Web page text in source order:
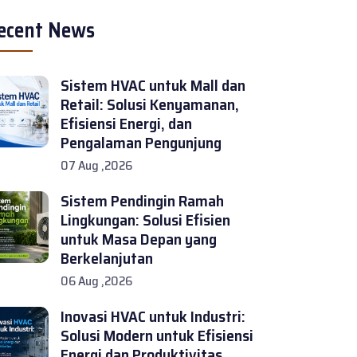
News
Sistem HVAC untuk Mall dan
Retail: Solusi Kenyamanan,
Efisiensi Energi, dan
Pengalaman Pengunjung
07 Aug ,2026
Sistem Pendingin Ramah
Lingkungan: Solusi Efisien
untuk Masa Depan yang
Berkelanjutan
06 Aug ,2026
Inovasi HVAC untuk Industri:
Solusi Modern untuk Efisiensi